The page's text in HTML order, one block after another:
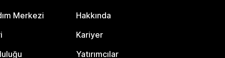
Merkezi
Hakkında
Kariyer
Yatırımcılar